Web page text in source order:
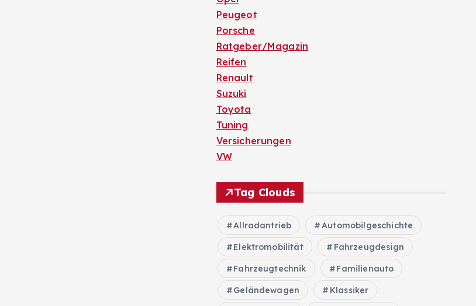
Peugeot
Porsche
Ratgeber/Magazin
Reifen
Renault
Suzuki
Toyota
Tuning
Versicherungen
VW
Tag Clouds
Allradantrieb Automobilgeschichte
Elektromobilität Fahrzeugdesign
Fahrzeugtechnik Familienauto
Geländewagen Klassiker